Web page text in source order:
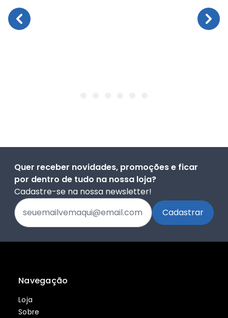
Quer receber novidades, promoções e ficar
por dentro de tudo na nossa loja?
Cadastre-se na nossa newsletter!
Navegação
Loja
Sobre